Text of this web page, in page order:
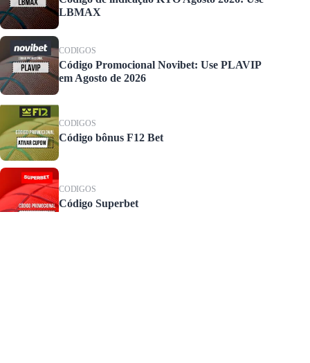
LBMAX
CODIGOS
Código Promocional Novibet: Use PLAVIP
em Agosto de 2026
CODIGOS
Código bônus F12 Bet
CODIGOS
Código Superbet